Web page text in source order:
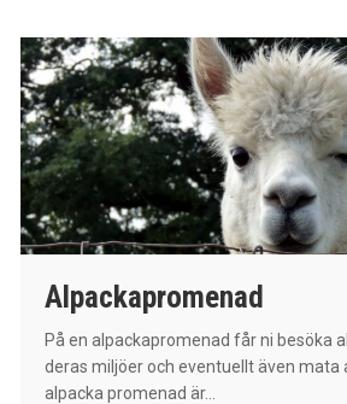
Alpackapromenad
På en alpackapromenad får ni besöka
deras miljöer och eventuellt även mata
alpacka promenad är...